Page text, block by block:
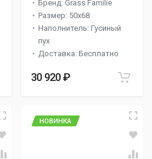
Бренд: Grass Familie
Размер: 50x68
Наполнитель: Гусиный
пух
Доставка: Бесплатно
30 920 ₽
НОВИНКА